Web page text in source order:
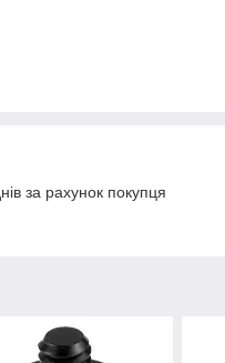
за рахунок покупця